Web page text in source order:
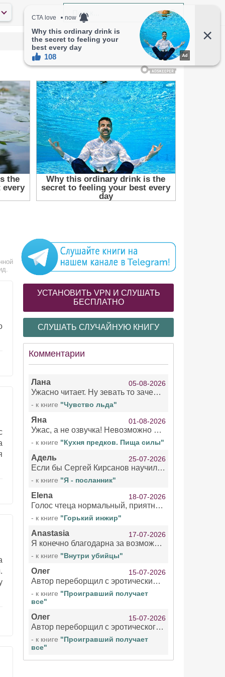
УСТАНОВИТЬ VPN И СЛУШАТЬ
БЕСПЛАТНО
СЛУШАТЬ СЛУЧАЙНУЮ КНИГУ
Комментарии
Лана 05-08-2026
Ужасно читает. Ну зевать то зачем. Уже не говорю, что ударения ставит, как хочет.
- к книге "Чувство льда"
Яна 01-08-2026
Ужас, а не озвучка! Невозможно вникать в смысл текста из за кривляний чтеца
- к книге "Кухня предков. Пища силы"
Адель 25-07-2026
Если бы Сергей Кирсанов научился не сглатывать каждые 1-2 минуты слюну, так что слышно в микрофоне и, что вызывает отвращение, то мелжно было бы слушать.
- к книге "Я - посланник"
Elena 18-07-2026
Голос чтеца нормальный, приятный тембр. Мне очень понравилось озвучивание рассказа. Очень странный отзыв Надежды. Может у неё что-то с нервами?
- к книге "Горький инжир"
Anastasia 17-07-2026
Я конечно благодарна за возможность бесплатно слушать книги даже новинки , но чтение этой книги просто ужасно
- к книге "Внутри убийцы"
Олег 15-07-2026
Автор переборщил с эротическими сценами. Похоже, с этим у него проблемы.
- к книге "Проигравший получает
все"
Олег 15-07-2026
Автор переборщил с эротического сценами. Похоже, с этим у него проблемы.
- к книге "Проигравший получает
все"